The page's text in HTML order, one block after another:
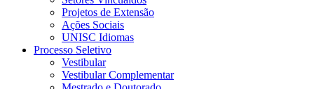
Projetos de Extensão
Ações Sociais
UNISC Idiomas
Processo Seletivo
Vestibular
Vestibular Complementar